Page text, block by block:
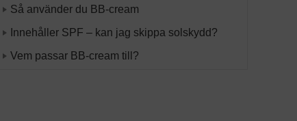
Så använder du BB-cream
Innehåller SPF – kan jag skippa solskydd?
Vem passar BB-cream till?